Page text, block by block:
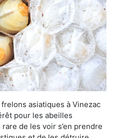
asiatiques à Vinezac
pour les abeilles
de les voir s’en prendre